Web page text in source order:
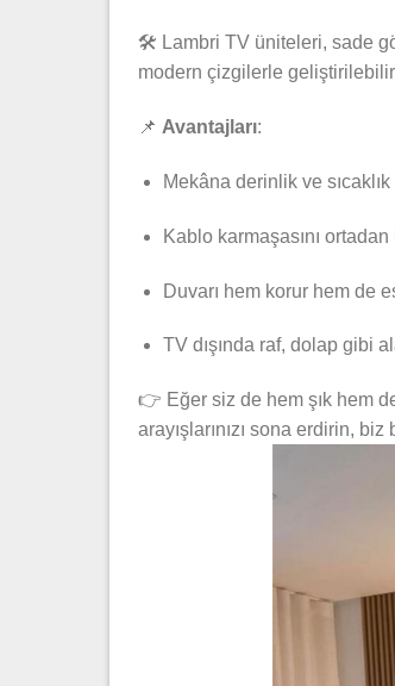
🛠️ Lambri TV üniteleri, sade
modern çizgilerle
📌 Avantajları:
Mekâna derinlik ve
Kablo karmaşasını ortadan
Duvarı hem korur hem de
TV dışında raf, dolap gibi
👉 Eğer siz de hem şık hem
arayışlarınızı sona erdirin, biz